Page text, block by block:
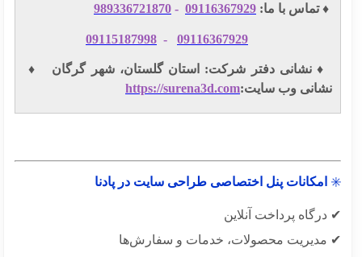
تماس با ما: 09116367929
-
989336721870
09116367929
-
09115187998
♦️ نشانی دفتر شرکت: استان گلستان، شهر گرگان ♦️
وب سایت:https://surena3d.com
امکانات پنل اختصاصی طراحی سایت در پادنا
پرداخت آنلاین
محصولات، خدمات و سفارش‌ها